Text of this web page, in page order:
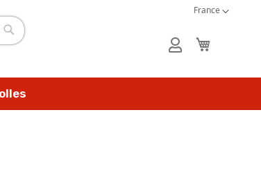
Langue
France
Rechercher
Mon
compte